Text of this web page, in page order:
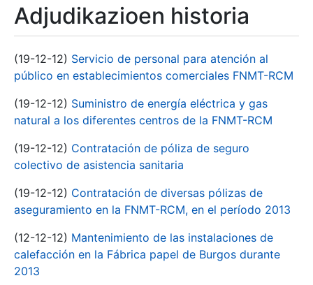
Adjudikazioen historia
(19-12-12) Servicio de personal para atención al
público en establecimientos comerciales FNMT-RCM
(19-12-12) Suministro de energía eléctrica y gas
natural a los diferentes centros de la FNMT-RCM
(19-12-12) Contratación de póliza de seguro
colectivo de asistencia sanitaria
(19-12-12) Contratación de diversas pólizas de
aseguramiento en la FNMT-RCM, en el período 2013
(12-12-12) Mantenimiento de las instalaciones de
calefacción en la Fábrica papel de Burgos durante
2013